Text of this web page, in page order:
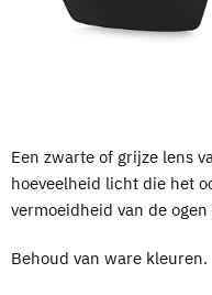
Een zwarte of grijze lens
hoeveelheid licht die het
vermoeidheid van de
Behoud van ware kleuren.